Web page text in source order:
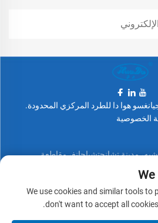
© 2025 شركة جيانغسو هوا دا للطرد المركزي المحدودة.
الخصوصية
مدينة تشانجتشياجانغ، مقاطعة
We
We use cookies and similar tools to
don't want to accept all